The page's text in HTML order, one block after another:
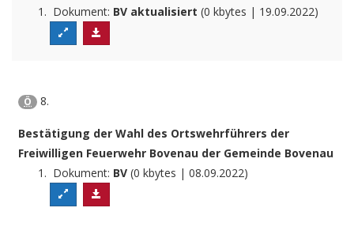
Dokument: BV aktualisiert (0 kbytes | 19.09.2022)
Ö 8.
Bestätigung der Wahl des Ortswehrführers der
Freiwilligen Feuerwehr Bovenau der Gemeinde Bovenau
Dokument: BV (0 kbytes | 08.09.2022)